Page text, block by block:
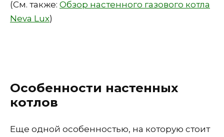
(См. также: Обзор настенного газового котла
Neva Lux)
Особенности настенных
котлов
Еще одной особенностью, на которую стоит